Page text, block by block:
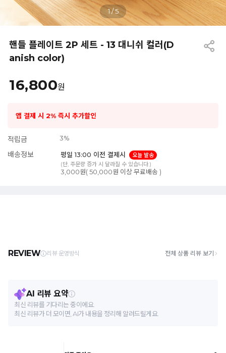
1/5
핸들 플레이트 2P 세트 - 13 대니쉬 컬러(D
anish color)
16,800원
앱 결제 시 2% 즉시 추가할인
적립금 3%
배송정보 평일 13:00 이전 결제시
오늘 발송
(단, 주문량 증가 시 달라질 수 있습니다.)
3,000원( 50,000원 이상 무료배송 )